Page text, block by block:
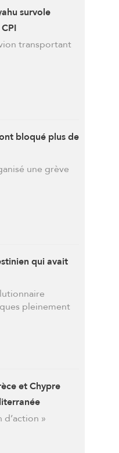
survole
transportant
bloqué plus de
une grève
qui avait
pleinement
et Chypre
d’action »